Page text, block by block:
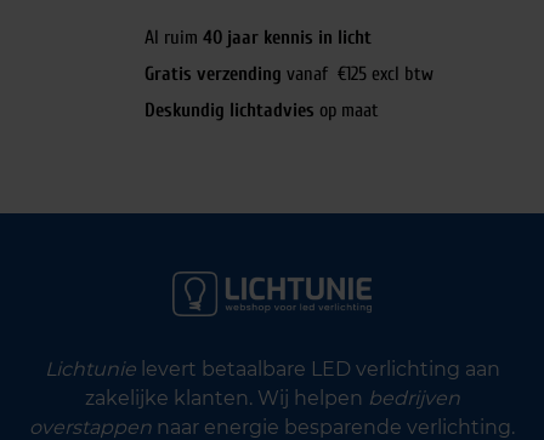
Al ruim 40 jaar kennis in licht
Gratis verzending vanaf €125 excl btw
Deskundig lichtadvies op maat
Lichtunielevert betaalbare LED verlichting aan
zakelijke klanten. Wij helpen bedrijven
overstappen naar energie besparende verlichting.